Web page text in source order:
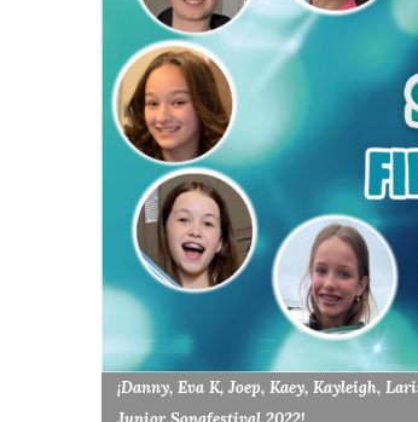
¡Danny, Eva K, Joep, Kaey, Kayleigh,